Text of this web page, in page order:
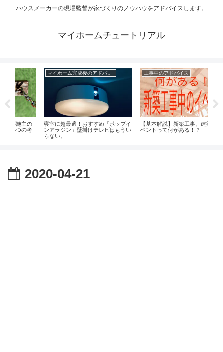
ハウスメーカーの現場監督が家づくりのノウハウをアドバイスします。
マイホームチュートリアル
適！おすすめ「ポップイ
」壁掛けテレビはもうい
工事中のアドバイス
【基本解説】新築工事、建築中のイ
ベントって何がある！？
家づくりの準備
マイホーム！理想の
せよう！
2020-04-21